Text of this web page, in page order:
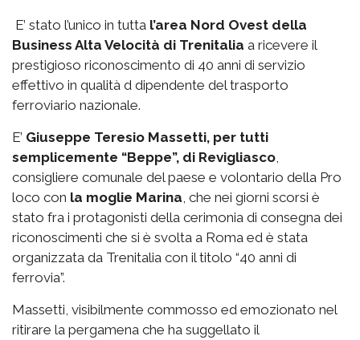
E’ stato l’unico in tutta l’area Nord Ovest della
Business Alta Velocità di Trenitalia a ricevere il
prestigioso riconoscimento di 40 anni di servizio
effettivo in qualità d dipendente del trasporto
ferroviario nazionale.
E’ Giuseppe Teresio Massetti, per tutti
semplicemente “Beppe”, di Revigliasco
consigliere comunale del paese e volontario della Pro
loco con la moglie Marina , che nei giorni scorsi è
stato fra i protagonisti della cerimonia di consegna dei
riconoscimenti che si è svolta a Roma ed è stata
organizzata da Trenitalia con il titolo “40 anni di
ferrovia”.
Massetti, visibilmente commosso ed emozionato nel
ritirare la pergamena che ha suggellato il